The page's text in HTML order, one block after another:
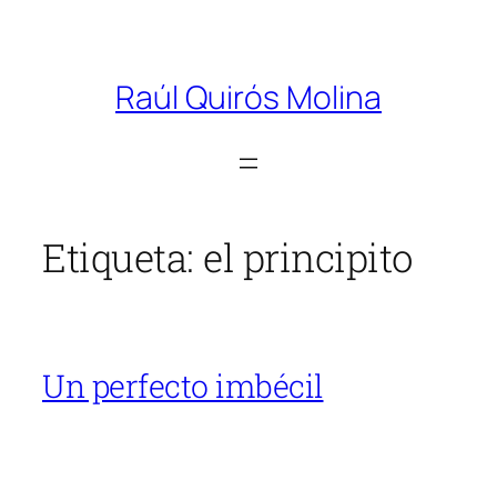
Raúl Quirós Molina
Etiqueta: el principito
Un perfecto imbécil